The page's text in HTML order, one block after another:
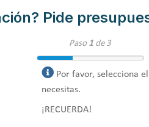
Pide
Paso 1 de 3
Por favor, selecciona
necesitas.
¡RECUERDA!